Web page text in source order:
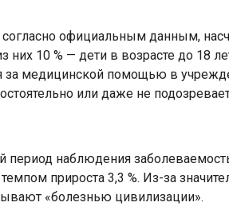
согласно официальным данным,
них 10 % — дети в возрасте до 18
за медицинской помощью в
или даже не
период наблюдения
прироста 3,3 %. Из-за
«болезнью цивилизации».